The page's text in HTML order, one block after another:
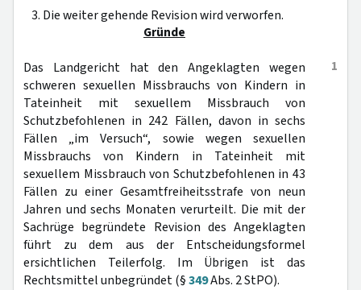
3. Die weiter gehende Revision wird verworfen.
Gründe
1
Das Landgericht hat den Angeklagten wegen
schweren sexuellen Missbrauchs von Kindern in
Tateinheit mit sexuellem Missbrauch von
Schutzbefohlenen in 242 Fällen, davon in sechs
Fällen „im Versuch“, sowie wegen sexuellen
Missbrauchs von Kindern in Tateinheit mit
sexuellem Missbrauch von Schutzbefohlenen in 43
Fällen zu einer Gesamtfreiheitsstrafe von neun
Jahren und sechs Monaten verurteilt. Die mit der
Sachrüge begründete Revision des Angeklagten
führt zu dem aus der Entscheidungsformel
ersichtlichen Teilerfolg. Im Übrigen ist das
Rechtsmittel unbegründet (§349Abs. 2 StPO).